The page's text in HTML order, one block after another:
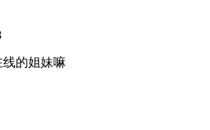
的姐妹嘛